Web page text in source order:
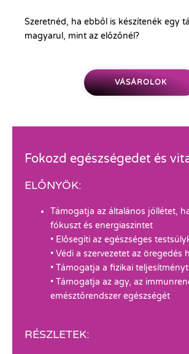
Szeretnéd, ha ebből is készítenék egy
magyarul, mint az előzőnél?
VÁSÁROLOK
Fokozd egészségedet és
ELŐNYÖK:
Támogatja az általános jóllétet,
fókuszt és energiaszintet
• Elősegíti az egészséges
• Védi a szervezetet az öregedés
• Támogatja a fizikai
• Támogatja az agy, az
emésztőrendszer egészségét
RÉSZLETEK: